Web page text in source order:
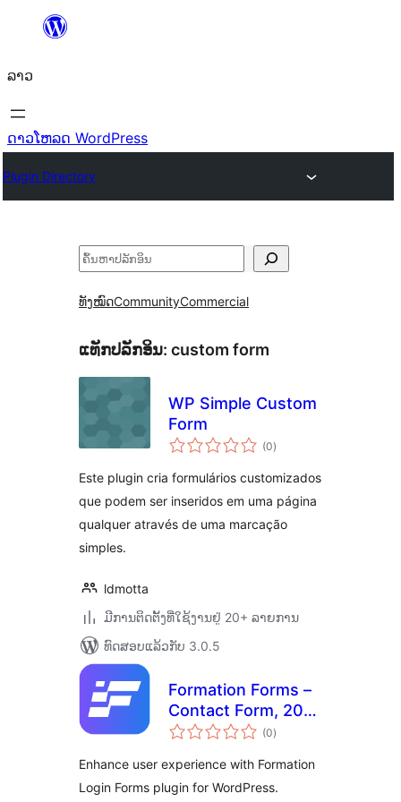
ທີ່
ເນື້ອຫາ
ລາວ
ດາວໂຫລດ WordPress
Plugin Directory
ຄົ້ນຫາ
ທັງໝົດCommunityCommercial
ແທັກປລັກອິນ: custom form
WP Simple Custom
Form
(0ຄະແນນ
ທັງໝົດ
)
Este plugin cria formulários customizados
que podem ser inseridos em uma página
qualquer através de uma marcação
simples.
ldmotta
ມີການຕິດຕັ້ງທີ່ໃຊ້ງານຢູ່ 20+ ລາຍການ
ທົດສອບແລ້ວກັບ 3.0.5
Formation Forms –
Contact Form, 200
Form Designs,
(0ຄະແນນ
ທັງໝົດ
)
Enhance user experience with Formation
Login Forms plugin for WordPress.